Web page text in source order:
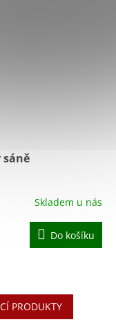
sáně
Skladem u nás
Do košíku
PRODUKTY